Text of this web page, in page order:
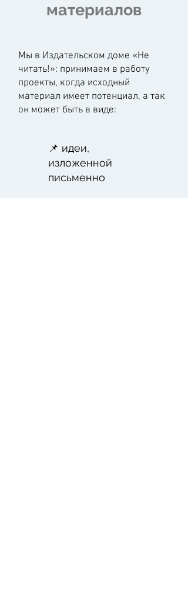
материалов
Мы в Издательском доме «Не
читать!»: принимаем в работу
проекты, когда исходный
материал имеет потенциал, а так
он может быть в виде:
📌 идеи,
изложенной
письменно